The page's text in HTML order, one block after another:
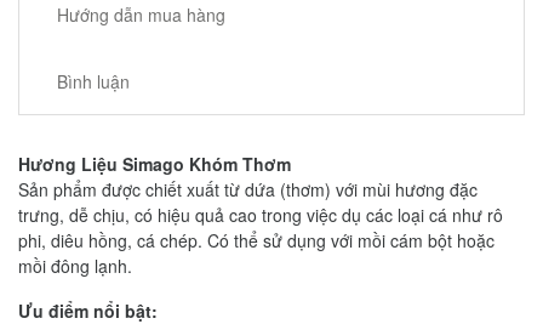
Hướng dẫn mua hàng
Bình luận
Hương Liệu Simago Khóm Thơm
Sản phẩm được chiết xuất từ dứa (thơm) với mùi hương đặc
trưng, dễ chịu, có hiệu quả cao trong việc dụ các loại cá như rô
phi, diêu hồng, cá chép. Có thể sử dụng với mồi cám bột hoặc
mồi đông lạnh.
Ưu điểm nổi bật: